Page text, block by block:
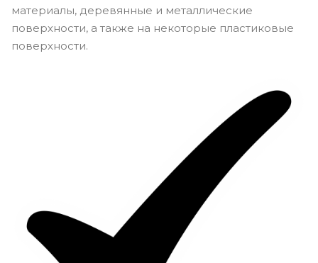
материалы, деревянные и металлические
поверхности, а также на некоторые пластиковые
поверхности.